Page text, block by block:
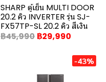
SHARP ตู้เย็น MULTI DOOR
20.2 คิว INVERTER รุ่น SJ-
FX57TP-SL 20.2 คิว สีเงิน
฿45,990 ฿29,990
-43%